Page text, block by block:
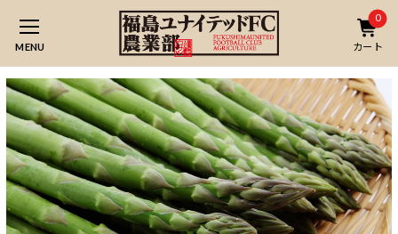
MENU カート
0